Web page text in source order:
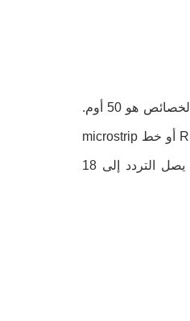
نوع SMA هو نوع من موصلات RF المتكافئة التي تطبق على نطاق واسع ، مع اقتران خيط صغير الحجم. عائق الخصائص هو 50 أوم.
خصائص الموصلات هي في نطاق ترددي واسع ،أداء ممتاز، موثوقية عالية. يتم استخدامها في اتصال مع كابلات RF أو خط microstrip
في دائرة RF لنظام WLAN ، البرنامج المتحكم به ، ومعدات الميكروويف ونظام الاتصالات الرقمية.يمكن أن يصل التردد إلى 18